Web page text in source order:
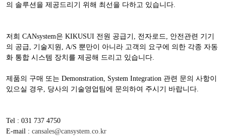
의 솔루션을 제공드리기 위해 최선을 다하고 있습니다
저희 CANsystem은 KIKUSUI 전원 공급기 전자로드
안전관련 기기
의 공급
기술지원 , A/S 뿐만이 아니라 고객의 요구에 의한 각종 자동
화 통합 시스템 장치를 제공해 드리고 있습니다
제품의 구매 또는 Demonstration, System Integration 관련 문의 사항이
있으실 경우
당사의 기술영업팀에 문의하여 주시기 바랍니다
Tel : 031 737 4750
E-mail : cansales@cansystem.co.kr